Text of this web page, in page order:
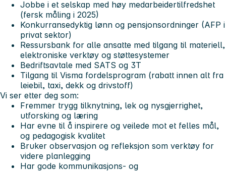
Jobbe i et selskap med høy medarbeidertilfredshet
(fersk måling i 2025)
Konkurransedyktig lønn og pensjonsordninger (AFP i
privat sektor)
Ressursbank for alle ansatte med tilgang til materiell,
elektroniske verktøy og støttesystemer
Bedriftsavtale med SATS og 3T
Tilgang til Visma fordelsprogram (rabatt innen alt fra
leiebil, taxi, dekk og drivstoff)
Vi ser etter deg som:
Fremmer trygg tilknytning, lek og nysgjerrighet,
utforsking og læring
Har evne til å inspirere og veilede mot et felles mål,
og pedagogisk kvalitet
Bruker observasjon og refleksjon som verktøy for
videre planlegging
Har gode kommunikasjons- og